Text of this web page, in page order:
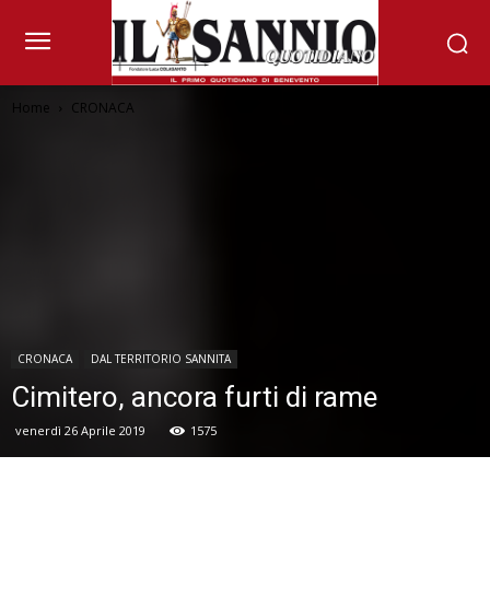
Home CRONACA
CRONACA DAL TERRITORIO SANNITA
Cimitero, ancora furti di rame
venerdì 26 Aprile 2019 1575